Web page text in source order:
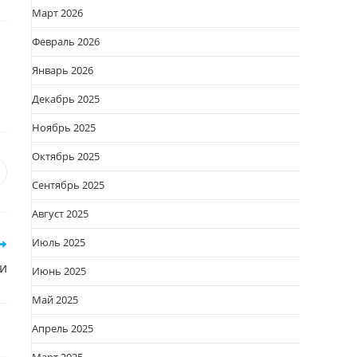
новом
Март 2026
Февраль 2026
Январь 2026
Декабрь 2025
Ноябрь 2025
Октябрь 2025
Сентябрь 2025
Август 2025
Июль 2025
Июнь 2025
Май 2025
Апрель 2025